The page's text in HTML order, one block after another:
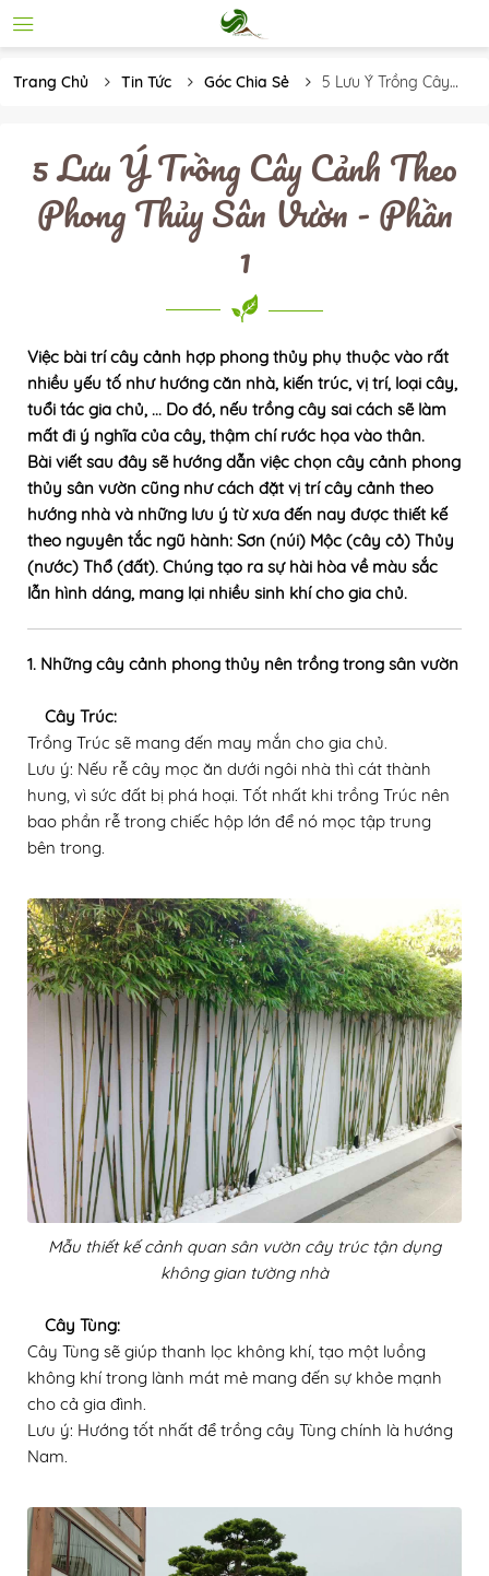
Trang Chủ Tin Tức Góc Chia Sẻ
5 Lưu Ý Trồng Cây
5 Lưu Ý Trồng Cây Cảnh Theo
Phong Thủy Sân Vườn - Phần
1
Việc bài trí cây cảnh hợp phong thủy phụ thuộc vào rất
nhiều yếu tố như hướng căn nhà, kiến trúc, vị trí, loại cây,
tuổi tác gia chủ, ... Do đó, nếu trồng cây sai cách sẽ làm
mất đi ý nghĩa của cây, thậm chí rước họa vào thân.
Bài viết sau đây sẽ hướng dẫn việc chọn cây cảnh phong
thủy sân vườn cũng như cách đặt vị trí cây cảnh theo
hướng nhà và những lưu ý từ xưa đến nay được thiết kế
theo nguyên tắc ngũ hành: Sơn (núi) Mộc (cây cỏ) Thủy
(nước) Thổ (đất). Chúng tạo ra sự hài hòa về màu sắc
lẫn hình dáng, mang lại nhiều sinh khí cho gia chủ.
1. Những cây cảnh phong thủy nên trồng trong sân vườn
Cây Trúc:
Trồng Trúc sẽ mang đến may mắn cho gia chủ.
Lưu ý: Nếu rễ cây mọc ăn dưới ngôi nhà thì cát thành
hung, vì sức đất bị phá hoại. Tốt nhất khi trồng Trúc nên
bao phần rễ trong chiếc hộp lớn để nó mọc tập trung
bên trong.
Mẫu thiết kế cảnh quan sân vườn cây trúc tận dụng
không gian tường nhà
Cây Tùng:
Cây Tùng sẽ giúp thanh lọc không khí, tạo một luồng
không khí trong lành mát mẻ mang đến sự khỏe mạnh
cho cả gia đình.
Lưu ý: Hướng tốt nhất để trồng cây Tùng chính là hướng
Nam.